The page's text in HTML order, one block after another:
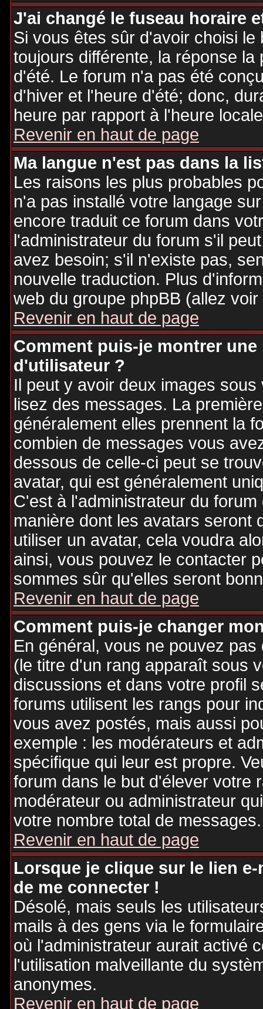
J'ai changé le fuseau horaire
Si vous êtes sûr d'avoir choisi
toujours différente, la réponse
d'été. Le forum n'a pas été
d'hiver et l'heure d'été; donc,
heure par rapport à l'heure
Revenir en haut de page
Ma langue n'est pas dans la
Les raisons les plus probables
n'a pas installé votre langage
encore traduit ce forum dans
l'administrateur du forum s'il
avez besoin; s'il n'existe pas,
nouvelle traduction. Plus
web du groupe phpBB (allez
Revenir en haut de page
Comment puis-je montrer
d'utilisateur ?
Il peut y avoir deux images
lisez des messages. La
généralement elles prennent la
combien de messages vous
dessous de celle-ci peut se
avatar, qui est généralement
C'est à l'administrateur du
manière dont les avatars seront
utiliser un avatar, cela voudra
ainsi, vous pouvez le contacter
sommes sûr qu'elles seront
Revenir en haut de page
Comment puis-je changer
En général, vous ne pouvez
(le titre d'un rang apparaît sous
discussions et dans votre profil
forums utilisent les rangs pour
vous avez postés, mais aussi
exemple : les modérateurs et
spécifique qui leur est propre.
forum dans le but d'élever votre
modérateur ou administrateur
votre nombre total de messages.
Revenir en haut de page
Lorsque je clique sur le lien
de me connecter !
Désolé, mais seuls les
mails à des gens via le
où l'administrateur aurait activé
l'utilisation malveillante du
anonymes.
Revenir en haut de page